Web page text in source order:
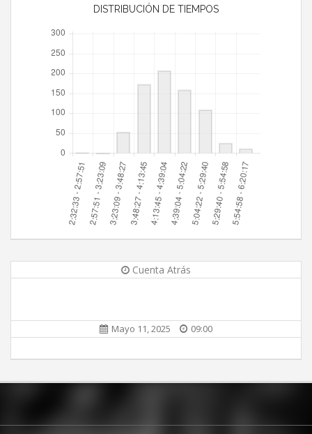
DISTRIBUCIÓN DE TIEMPOS
Cuenta Atrás
Mayo 11, 2025 09:00